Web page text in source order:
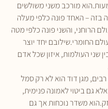
מורכב משני משולשים
בזה – האחד פונה כלפי מעלה
הרוחני, והשני פונה כלפי מטה
החומרי.שילובם יחד יוצר
שני העולמות, איזון שכל אדם
מגן דוד הוא לא רק סמל
גם ביטוי לאמונה פנימית,
משדר נוכחות אך גם